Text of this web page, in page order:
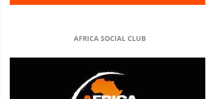
AFRICA SOCIAL CLUB